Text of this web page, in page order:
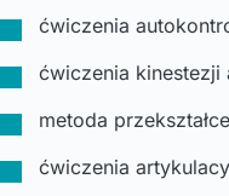
ćwiczenia
ćwiczenia kinestezji
metoda
ćwiczenia